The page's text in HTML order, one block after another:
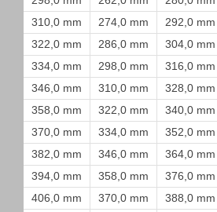
310,0 mm
274,0 mm 292,0 mm
322,0 mm
286,0 mm 304,0 mm
334,0 mm
298,0 mm 316,0 mm
346,0 mm
310,0 mm 328,0 mm
358,0 mm
322,0 mm 340,0 mm
370,0 mm
334,0 mm 352,0 mm
382,0 mm
346,0 mm 364,0 mm
394,0 mm
358,0 mm 376,0 mm
406,0 mm
370,0 mm 388,0 mm